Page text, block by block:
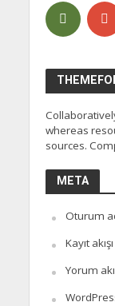
whereas
sources.
META
Oturum
Kayıt akışı
Yorum